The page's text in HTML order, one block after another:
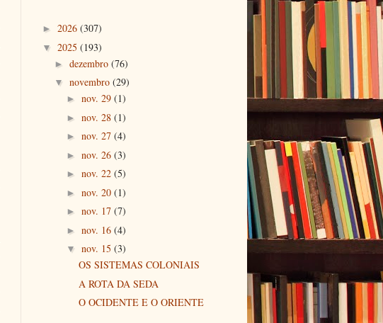
► 2026 (307)
▼ 2025 (193)
► dezembro (76)
▼ novembro (29)
► nov. 29 (1)
► nov. 28 (1)
► nov. 27 (4)
► nov. 26 (3)
► nov. 22 (5)
► nov. 20 (1)
► nov. 17 (7)
► nov. 16 (4)
▼ nov. 15 (3)
OS SISTEMAS COLONIAIS
A ROTA DA SEDA
O OCIDENTE E O ORIENTE